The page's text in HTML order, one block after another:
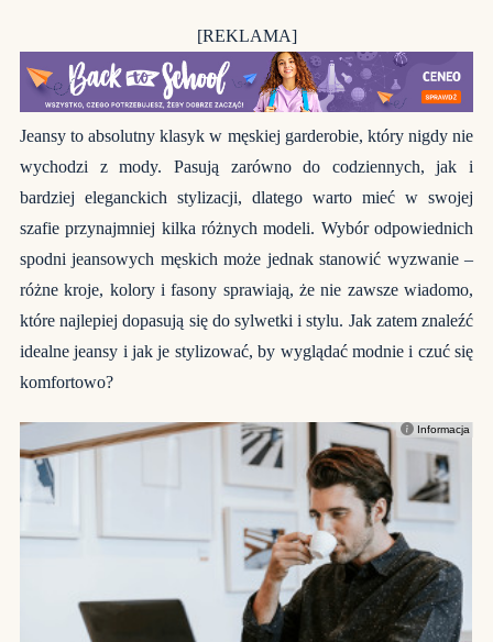
[REKLAMA]
Jeansy to absolutny klasyk w męskiej garderobie, który nigdy nie
wychodzi z mody. Pasują zarówno do codziennych, jak i
bardziej eleganckich stylizacji, dlatego warto mieć w swojej
szafie przynajmniej kilka różnych modeli. Wybór odpowiednich
spodni jeansowych męskich może jednak stanowić wyzwanie –
różne kroje, kolory i fasony sprawiają, że nie zawsze wiadomo,
które najlepiej dopasują się do sylwetki i stylu. Jak zatem znaleźć
idealne jeansy i jak je stylizować, by wyglądać modnie i czuć się
komfortowo?